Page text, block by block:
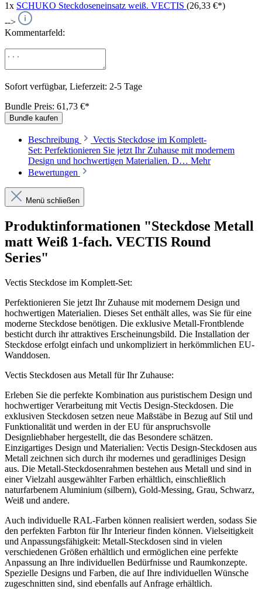
1x SCHUKO Steckdoseneinsatz weiß. VECTIS (26,33 €*)
-->
Kommentarfeld:
Sofort verfügbar, Lieferzeit: 2-5 Tage
Bundle Preis: 61,73 €*
Bundle kaufen
Beschreibung
Vectis Steckdose im Komplett-
Set: Perfektionieren Sie jetzt Ihr Zuhause mit modernem
Design und hochwertigen Materialien. D… Mehr
Bewertungen
Menü schließen
Produktinformationen "Steckdose Metall
matt Weiß 1-fach. VECTIS Round
Series"
Vectis Steckdose im Komplett-Set:
Perfektionieren Sie jetzt Ihr Zuhause mit modernem Design und
hochwertigen Materialien. Dieses Set enthält alles, was Sie für eine
moderne Steckdose benötigen. Die exklusive Metall-Frontblende
besticht durch ihr attraktives Erscheinungsbild. Die Installation der
Steckdose erfolgt einfach und unkompliziert in herkömmlichen EU-
Wanddosen.
Vectis Steckdosen aus Metall für Ihr Zuhause:
Erleben Sie die perfekte Kombination aus puristischem Design und
hochwertiger Verarbeitung mit Vectis Design-Steckdosen. Die
exklusiven Steckdosen setzen neue Maßstäbe in Bezug auf Stil und
Funktionalität und werden in der EU für anspruchsvolle
Designliebhaber hergestellt, die das Besondere schätzen.
Einzigartiges Design und Materialien: Vectis Design-Steckdosen aus
Metall zeichnen sich durch ihr modernes und geradliniges Design
aus. Die Metall-Steckdosenrahmen bestehen aus Metall und sind in
einer Vielzahl ausgewählter Farben erhältlich, einschließlich
naturfarbenem Aluminium (silbern), Gold-Messing, Grau, Schwarz,
Weiß und andere.
Auch individuelle RAL-Farben können realisiert werden, sodass Sie
den perfekten Farbton für Ihr Interieur finden können. Vielseitigkeit
und Anpassungsfähigkeit: Metall-Steckdosen sind in vielen
verschiedenen Größen erhältlich und ermöglichen eine perfekte
Anpassung an Ihre individuellen Bedürfnisse und Raumkonzepte.
Spezielle Designs und Farben, die auf Ihre individuellen Wünsche
zugeschnitten sind, sind ebenfalls auf Anfrage erhältlich.